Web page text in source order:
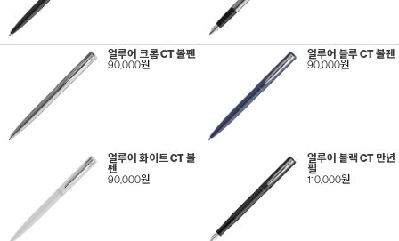
얼루어 크롬 CT 볼펜
90,000원
얼루어 블루 CT 볼펜
90,000원
얼루어 화이트 CT 볼
펜
90,000원
얼루어 블랙 CT 만년
필
110,000원